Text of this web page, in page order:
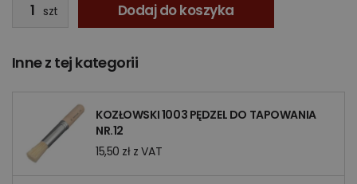
szt Dodaj do koszyka
Inne z tej kategorii
KOZŁOWSKI 1003 PĘDZEL DO TAPOWANIA
NR.12
15,50 zł z VAT